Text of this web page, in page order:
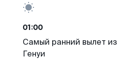
01:00
Самый ранний вылет из
Генуи